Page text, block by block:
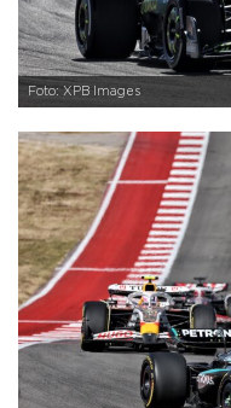
Foto: XPB Images